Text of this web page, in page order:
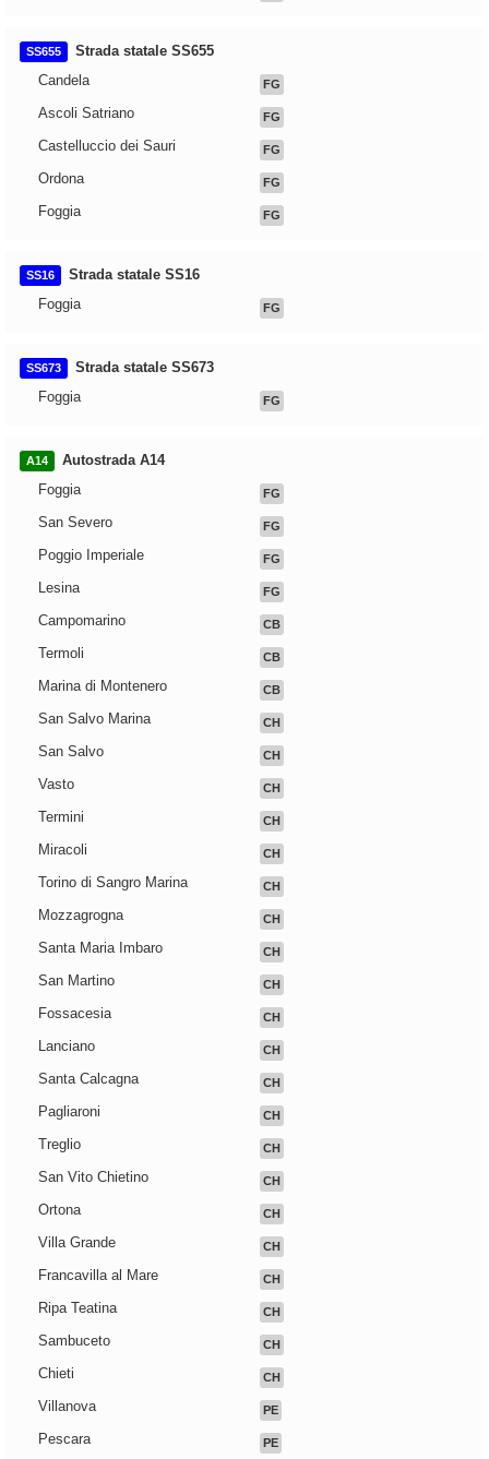
SS655
Strada statale SS655
Candela
FG
Ascoli Satriano FG
Castelluccio dei Sauri FG
Ordona FG
Foggia FG
SS16
Strada statale SS16
Foggia
FG
SS673
Strada statale SS673
Foggia
FG
A14
Autostrada A14
Foggia
FG
San Severo FG
Poggio Imperiale FG
Lesina FG
Campomarino CB
Termoli CB
Marina di Montenero CB
San Salvo Marina CH
San Salvo CH
Vasto CH
Termini CH
Miracoli CH
Torino di Sangro Marina CH
Mozzagrogna CH
Santa Maria Imbaro CH
San Martino CH
Fossacesia CH
Lanciano CH
Santa Calcagna CH
Pagliaroni CH
Treglio CH
San Vito Chietino CH
Ortona CH
Villa Grande CH
Francavilla al Mare CH
Ripa Teatina CH
Sambuceto CH
Chieti CH
Villanova PE
Pescara PE